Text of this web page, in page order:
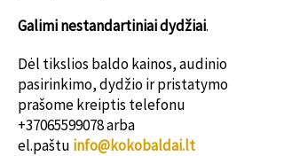
Galimi nestandartiniai dydžiai.
Dėl tikslios baldo kainos, audinio
pasirinkimo, dydžio ir pristatymo
prašome kreiptis telefonu
+37065599078arba
el.paštu info@kokobaldai.lt